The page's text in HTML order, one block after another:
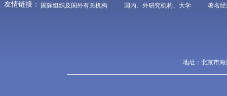
地址：北京市
友情链接： 国际组织及国外有关机构 国内、外研究机构、大学 著名